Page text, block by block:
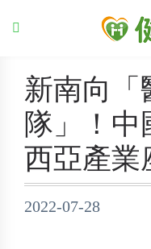
新南向「
隊」！中
西亞產業
2022-07-28